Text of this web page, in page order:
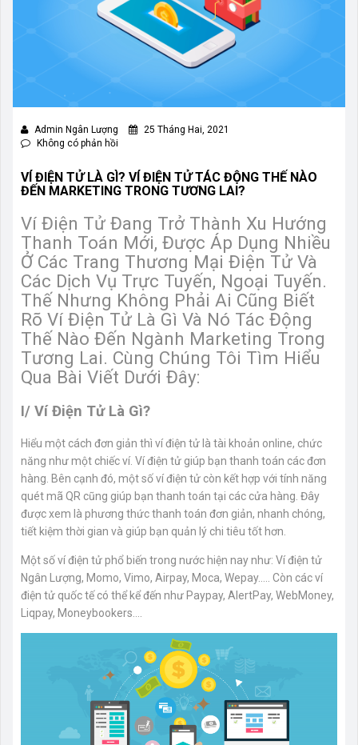
Admin Ngân Lượng
25 Tháng Hai, 2021
Không có phản hồi
VÍ ĐIỆN TỬ LÀ GÌ? VÍ ĐIỆN TỬ TÁC ĐỘNG THẾ NÀO
ĐẾN MARKETING TRONG TƯƠNG LAI?
Ví Điện Tử Đang Trở Thành Xu Hướng
Thanh Toán Mới, Được Áp Dụng Nhiều
Ở Các Trang Thương Mại Điện Tử Và
Các Dịch Vụ Trực Tuyến, Ngoại Tuyến.
Thế Nhưng Không Phải Ai Cũng Biết
Rõ Ví Điện Tử Là Gì Và Nó Tác Động
Thế Nào Đến Ngành Marketing Trong
Tương Lai. Cùng Chúng Tôi Tìm Hiểu
Qua Bài Viết Dưới Đây:
I/ Ví Điện Tử Là Gì?
Hiểu một cách đơn giản thì ví điện tử là tài khoản online, chức
năng như một chiếc ví. Ví điện tử giúp bạn thanh toán các đơn
hàng. Bên cạnh đó, một số ví điện tử còn kết hợp với tính năng
quét mã QR cũng giúp bạn thanh toán tại các cửa hàng. Đây
được xem là phương thức thanh toán đơn giản, nhanh chóng,
tiết kiệm thời gian và giúp bạn quản lý chi tiêu tốt hơn.
Một số ví điện tử phổ biến trong nước hiện nay như: Ví điện tử
Ngân Lượng, Momo, Vimo, Airpay, Moca, Wepay….. Còn các ví
điện tử quốc tế có thể kể đến như Paypay, AlertPay, WebMoney,
Liqpay, Moneybookers….